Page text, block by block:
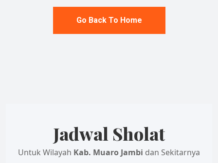
Go Back To Home
Jadwal Sholat
Untuk Wilayah Kab. Muaro Jambi dan Sekitarnya